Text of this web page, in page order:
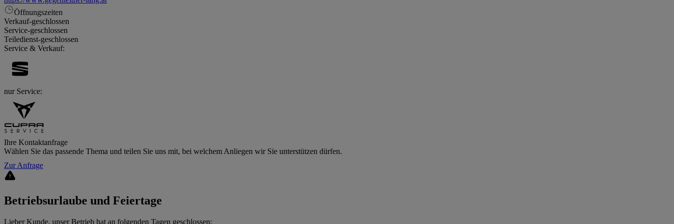
Öffnungszeiten
Verkauf-geschlossen
Service-geschlossen
Teiledienst-geschlossen
Service & Verkauf:
nur Service:
Ihre Kontaktanfrage
Wählen Sie das passende Thema und teilen Sie uns mit, bei welchem Anliegen wir Sie unterstützen dürfen.
Zur Anfrage
Betriebsurlaube und Feiertage
Lieber Kunde, unser Betrieb hat an folgenden Tagen geschlossen: